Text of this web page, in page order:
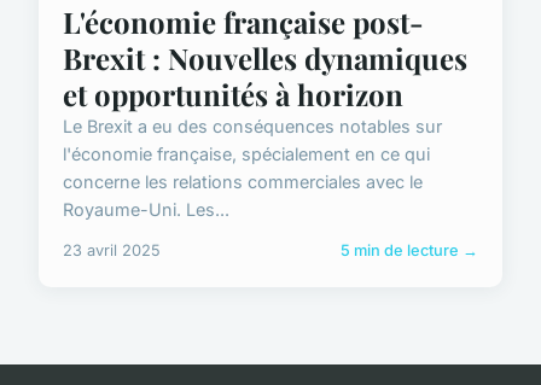
L'économie française post-
Brexit : Nouvelles dynamiques
et opportunités à horizon
Le Brexit a eu des conséquences notables sur
l'économie française, spécialement en ce qui
concerne les relations commerciales avec le
Royaume-Uni. Les...
23 avril 2025 5 min de lecture →